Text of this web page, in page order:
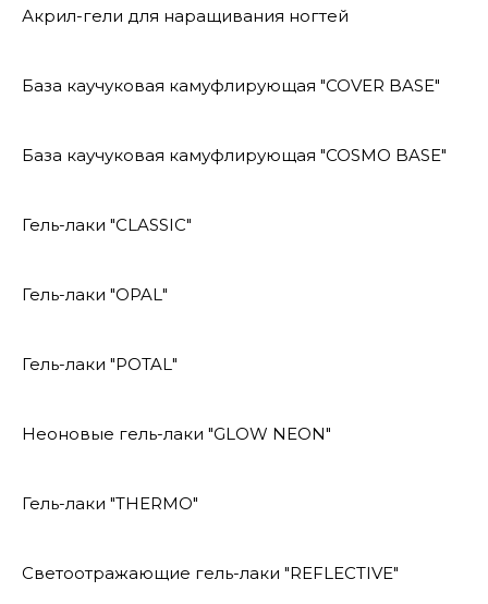
Акрил-гели для наращивания ногтей
База каучуковая камуфлирующая "COVER BASE"
База каучуковая камуфлирующая "COSMO BASE"
Гель-лаки "CLASSIC"
Гель-лаки "OPAL"
Гель-лаки "POTAL"
Неоновые гель-лаки "GLOW NEON"
Гель-лаки "THERMO"
Светоотражающие гель-лаки "REFLECTIVE"